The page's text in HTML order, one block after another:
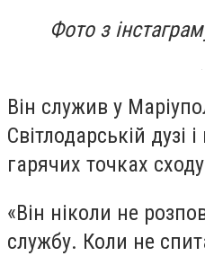
Фото з
Він служив у
Світлодарській дузі
гарячих точках
«Він ніколи не
службу. Коли не